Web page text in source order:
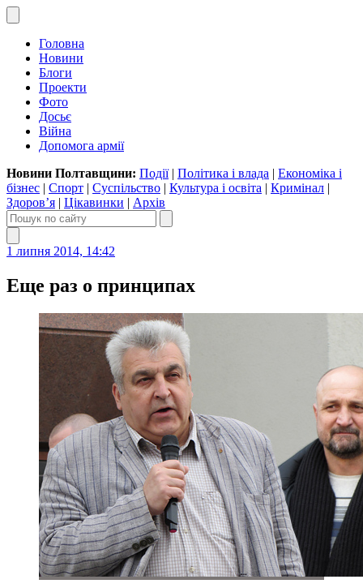
Головна
Новини
Блоги
Проекти
Фото
Досьє
Війна
Допомога армії
Новини Полтавщини: Події| Політика і влада | Економіка і
бізнес | Спорт | Суспільство | Культура і освіта | Кримінал |
Здоров’я | Цікавинки | Архів
1 липня 2014, 14:42
Еще раз о принципах